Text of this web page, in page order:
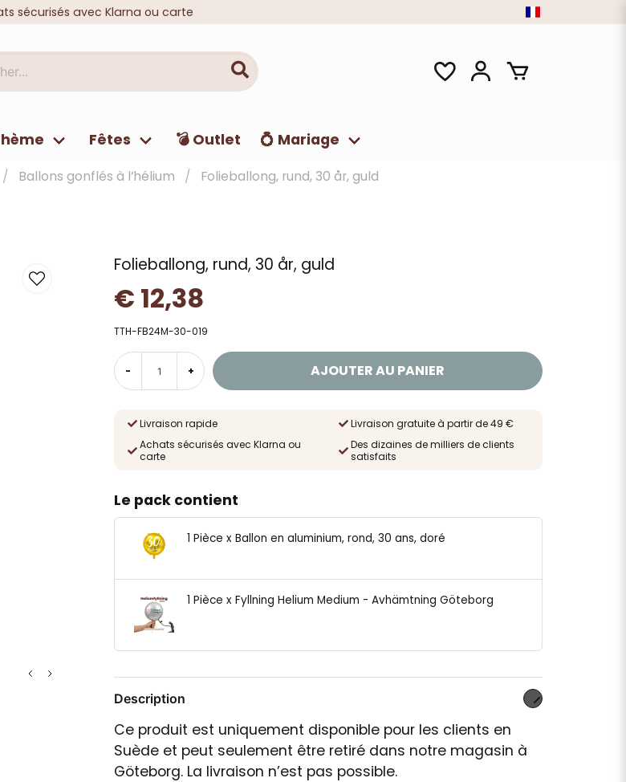
sécurisés avec Klarna ou carte
Fêtes 💣 Outlet 💍 Mariage
Ballons gonflés à l’hélium Folieballong, rund, 30 år, guld
Folieballong, rund, 30 år, guld
€ 12,38
TTH-FB24M-30-019
- + AJOUTER AU PANIER
Livraison rapide
Livraison gratuite à partir de 49 €
Achats sécurisés avec Klarna ou
carte
Des dizaines de milliers de clients
satisfaits
Le pack contient
1 Pièce x Ballon en aluminium, rond, 30 ans, doré
1 Pièce x Fyllning Helium Medium - Avhämtning Göteborg
Description
Ce produit est uniquement disponible pour les clients en
Suède et peut seulement être retiré dans notre magasin à
Göteborg. La livraison n’est pas possible.